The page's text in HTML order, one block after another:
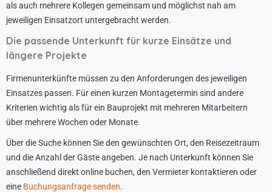
als auch mehrere Kollegen gemeinsam und möglichst nah am
jeweiligen Einsatzort untergebracht werden.
Die passende Unterkunft für kurze Einsätze und
längere Projekte
Firmenunterkünfte müssen zu den Anforderungen des jeweiligen
Einsatzes passen. Für einen kurzen Montagetermin sind andere
Kriterien wichtig als für ein Bauprojekt mit mehreren Mitarbeitern
über mehrere Wochen oder Monate.
Über die Suche können Sie den gewünschten Ort, den Reisezeitraum
und die Anzahl der Gäste angeben. Je nach Unterkunft können Sie
anschließend direkt online buchen, den Vermieter kontaktieren oder
eine Buchungsanfrage senden.